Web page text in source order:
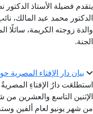
يتقدم فضيلة الأستاذ
الدكتور محمد عبد المالك،
والدة زوجته الكريمة،
الجنة.
بيان دار الإفتاء المصرية
استطلعَت دارُ الإفتاءِ
الإثنين التاسع والعشرين
من شهر يونيو لعام ألفين